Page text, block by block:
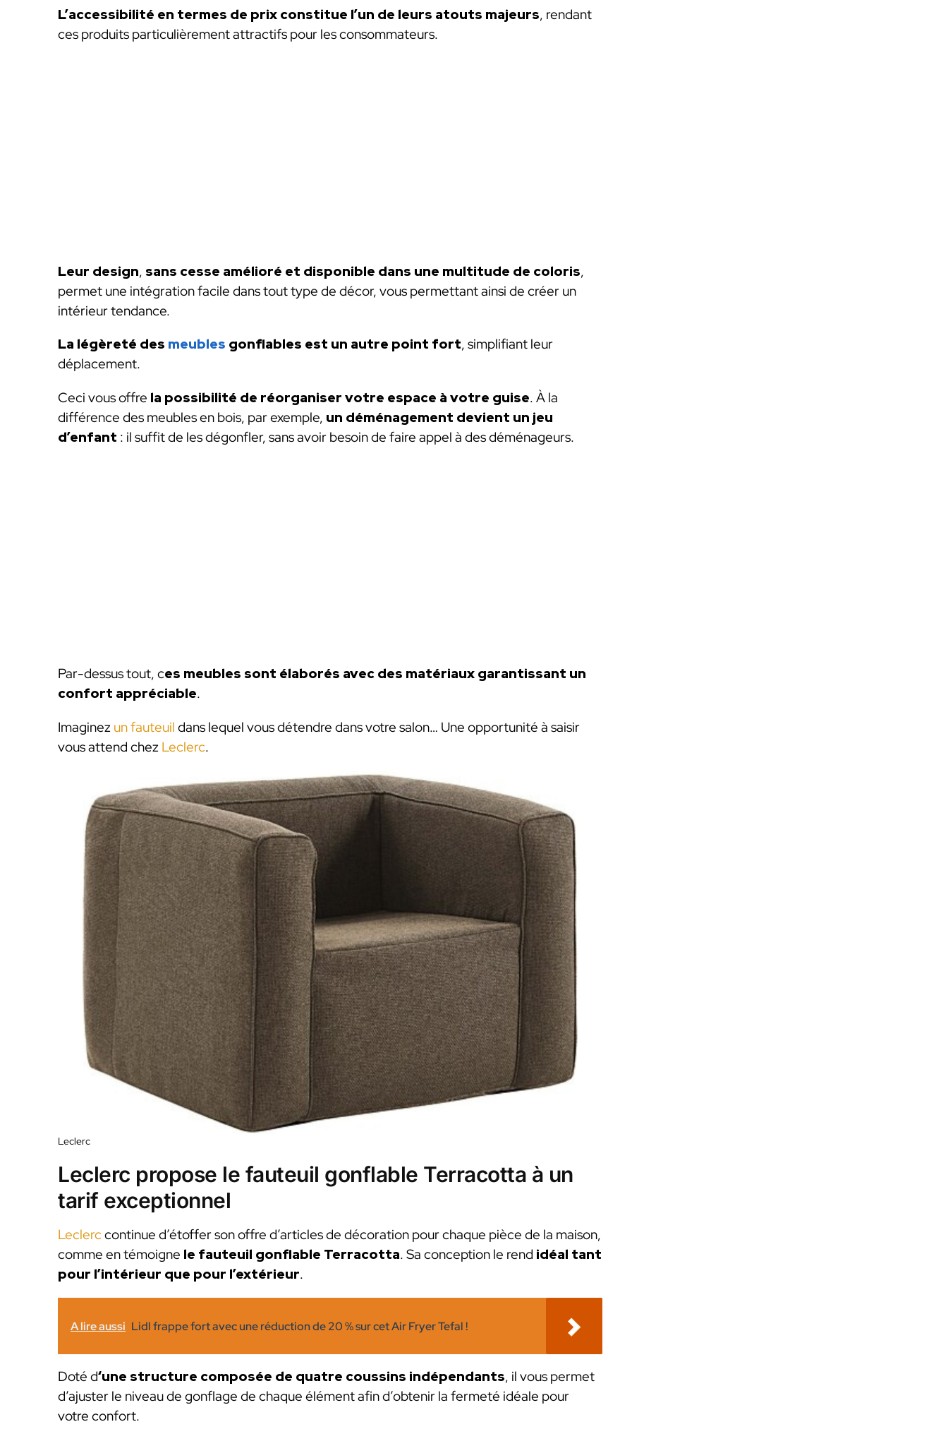
L’accessibilité en termes de prix constitue l’un de leurs atouts majeurs, rendant
ces produits particulièrement attractifs pour les consommateurs.
Leur design, sans cesse amélioré et disponible dans une multitude de coloris,
permet une intégration facile dans tout type de décor, vous permettant ainsi de créer un
intérieur tendance.
La légèreté des meubles gonflables est un autre point fort, simplifiant leur
déplacement.
Ceci vous offre la possibilité de réorganiser votre espace à votre guise. À la
différence des meubles en bois, par exemple, un déménagement devient un jeu
d’enfant : il suffit de les dégonfler, sans avoir besoin de faire appel à des déménageurs.
Par-dessus tout, ces meubles sont élaborés avec des matériaux garantissant un
confort appréciable.
Imaginez un fauteuil dans lequel vous détendre dans votre salon… Une opportunité à saisir
vous attend chez Leclerc.
Leclerc
Leclerc propose le fauteuil gonflable Terracotta à un
tarif exceptionnel
Leclerc continue d’étoffer son offre d’articles de décoration pour chaque pièce de la maison,
comme en témoigne le fauteuil gonflable Terracotta. Sa conception le rend idéal tant
pour l’intérieur que pour l’extérieur.
A lire aussi Lidl frappe fort avec une réduction de 20 % sur cet Air Fryer Tefal !
Doté d‘une structure composée de quatre coussins indépendants, il vous permet
d’ajuster le niveau de gonflage de chaque élément afin d’obtenir la fermeté idéale pour
votre confort.